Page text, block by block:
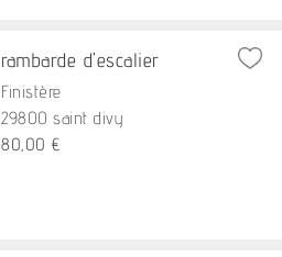
rambarde d'escalier
Finistère
29800 saint divy
80,00 €